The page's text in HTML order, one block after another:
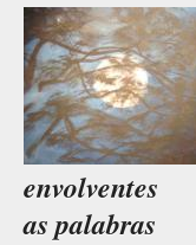
envolventes
as palabras